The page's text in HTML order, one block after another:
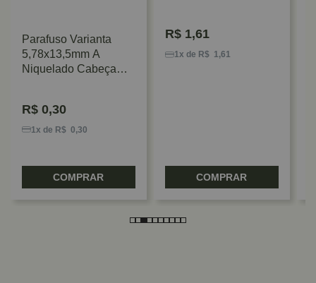
Parafuso Varianta
5,78x13,5mm A
Niquelado Cabeça
R$ 0,30
1x de R$ 0,30
COMPRAR
R$ 1,61
1x de R$ 1,61
COMPRAR